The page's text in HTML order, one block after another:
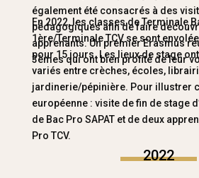
également été consacrés à des
pédagogiques afin de faire
apprenants. Un premier Erasmus
3èmes qui ont bien profité de leur
2022
En 2022, les classes de Terminale
1ère/Terminale TCV se sont
pour 15 jours. Les lieux de stage
variés entre crèches, écoles,
jardinerie/pépinière. Pour illustrer
européenne : visite de fin de stage
de Bac Pro SAPAT et de deux
Pro TCV.